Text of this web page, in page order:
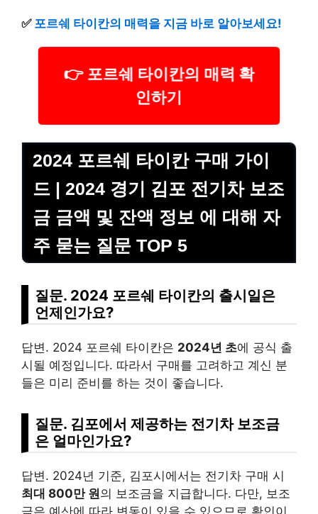
✅ 포르쉐 타이칸의 매력을 지금 바로 알아보세요!
👉 포르쉐 타이칸의 매력 확
인하기
2024 포르쉐 타이칸 구매 가이
드 | 2024 경기 김포 전기차 보조
금 금액 및 잔액 정보 에 대해 자
주 묻는 질문 TOP 5
질문. 2024 포르쉐 타이칸의 출시일은
언제인가요?
답변. 2024 포르쉐 타이칸은 2024년 초에 공식 출
시될 예정입니다. 따라서 구매를 고려하고 계신 분
들은 미리 준비를 하는 것이 좋습니다.
질문. 김포에서 제공하는 전기차 보조금
은 얼마인가요?
답변. 2024년 기준, 김포시에서는 전기차 구매 시
최대 800만 원의 보조금을 지급합니다. 다만, 보조